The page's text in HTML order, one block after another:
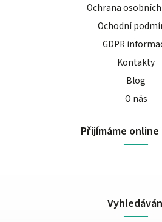
Ochrana
Ochodní
GDPR
Kontakty
Blog
O nás
Přijímáme